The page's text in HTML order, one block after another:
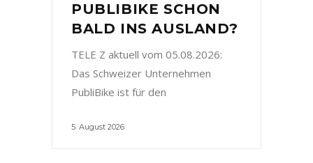
PUBLIBIKE SCHON
BALD INS AUSLAND?
TELE Z aktuell vom 05.08.2026:
Das Schweizer Unternehmen
PubliBike ist für den
5. August 2026